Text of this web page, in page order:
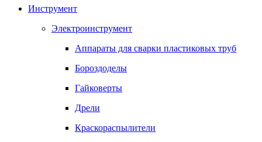
Инструмент
Электроинструмент
Аппараты для сварки пластиковых труб
Бороздоделы
Гайковерты
Дрели
Краскораспылители